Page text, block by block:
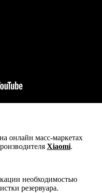
онлайн масс-маркетах
Xiaomi.
необходимостью
резервуара.